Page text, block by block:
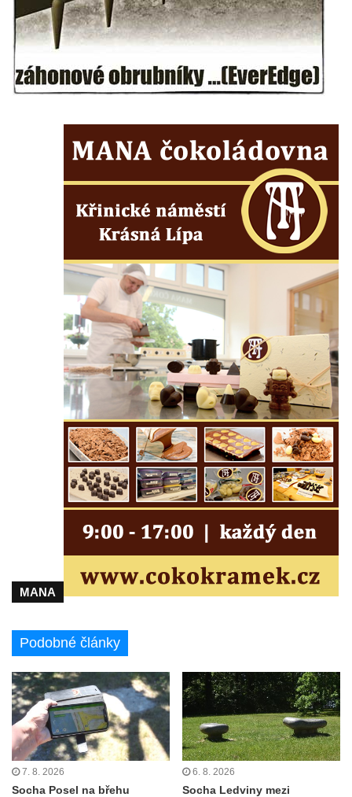
Kamenném Újezdě
Socha na náměstí J. V. Kamarýta ve
Velešíně
Pomník J. V. Kamarýta v Krumlovské ulici ve
Velešíně
vstupu do poutního místa Římov
Plastika Koule v Gutenbergově ulici v
Liberci
Pamětní deska Vojtěcha Kocmicha na
domě čp. 37 v ulici Betlém v Římově
Socha vodníka v Plavu
Socha svatého Jana Nepomuckého v
Třebušíně
Pamětní deska Johanna Nepomuka
Fischera na domě čp. 5/16 na třídě 9.
května v Rumburku
Pamětní deska Johanna Neumanna
severně od Tokáně
Obrázek svatého Huberta na buku svatého
Huberta
Obrázek svatého Jakuba na skále u cesty
východně od Srbské Kamenice
Socha ležícího koně v Sadech
Socha Medvídě v Tierpark Chemnitz
Sochy Ptáci v Tierpark Chemnitz
Socha Skupina jeřábů v Tierpark Chemnitz
Socha Panter v ZOO Leipzig
Socha Dívka s mušlí v ZOO Leipzig
Socha Tygr v ZOO Leipzig
MANA
Podobné články
7. 8. 2026
Socha Posel na břehu
6. 8. 2026
Socha Ledviny mezi